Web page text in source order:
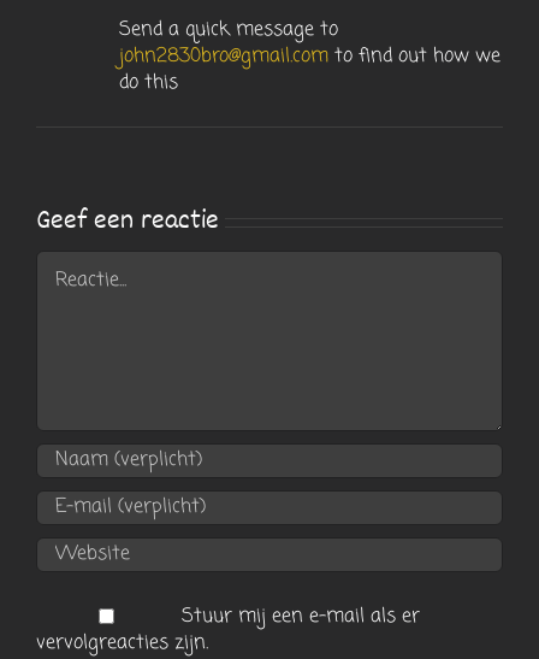
Send a quick message to
john2830bro@gmail.com to find out how we
do this
Geef een reactie
Reactie
Stuur mij een e-mail als er
vervolgreacties zijn.